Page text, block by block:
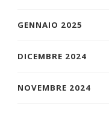
GENNAIO 2025
DICEMBRE 2024
NOVEMBRE 2024